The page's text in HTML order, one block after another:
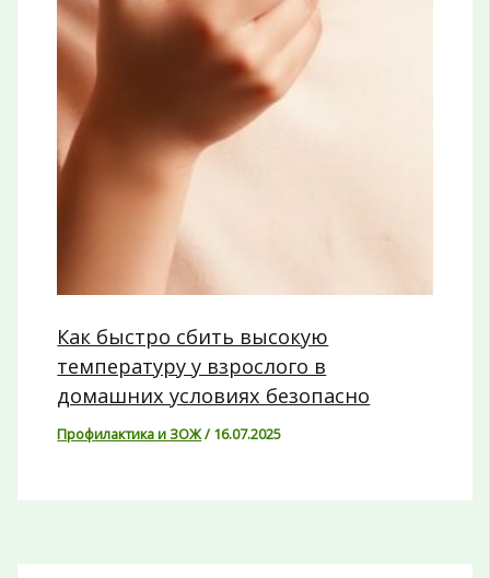
Как быстро сбить высокую
температуру у взрослого в
домашних условиях безопасно
Профилактика и ЗОЖ/ 16.07.2025